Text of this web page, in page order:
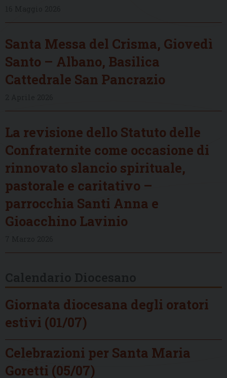
Santa Messa del Crisma, Giovedì
Santo – Albano, Basilica
Cattedrale San Pancrazio
La revisione dello Statuto delle
Confraternite come occasione di
rinnovato slancio spirituale,
pastorale e caritativo –
parrocchia Santi Anna e
Gioacchino Lavinio
Giornata diocesana degli oratori
estivi (01/07)
Celebrazioni per Santa Maria
Goretti (05/07)